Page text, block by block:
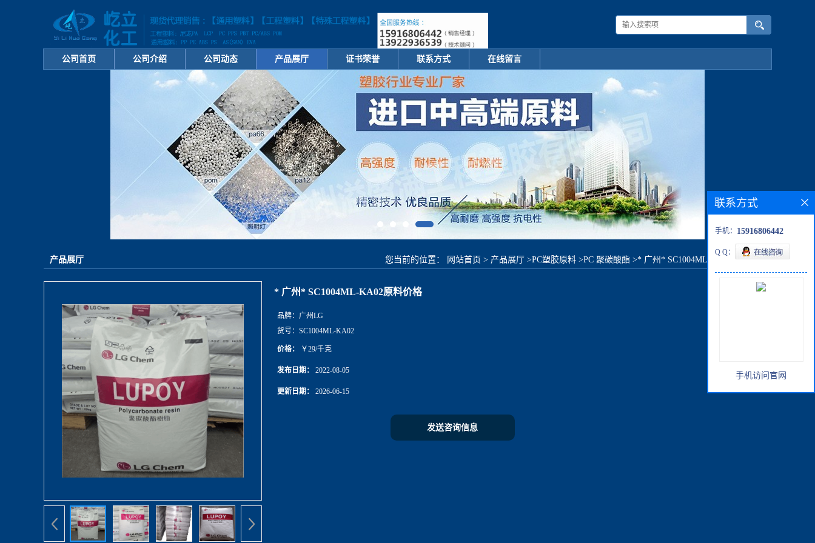
公司首页 公司介绍 公司动态 产品展厅 证书荣誉 联系方式 在线留言
产品展厅 您当前的位置： 网站首页 > 产品展厅 >PC塑胶原料 >PC 聚碳酸酯 >* 广州* SC1004ML-KA02原料价格
* 广州* SC1004ML-KA02原料价格
品牌： 广州LG
货号： SC1004ML-KA02
价格： ￥29/千克
发布日期： 2022-08-05
更新日期： 2026-06-15
发送咨询信息
联系方式
手机： 15916806442
Q Q：
手机访问官网